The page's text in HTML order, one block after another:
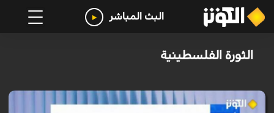
البث المباشر
الثورة الفلسطينية